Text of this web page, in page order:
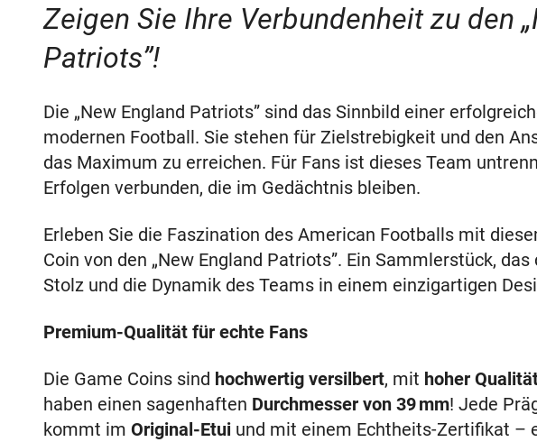
Zeigen Sie Ihre Verbundenheit zu den
Patriots”!
Die „New England Patriots” sind das Sinnbild einer
modernen Football. Sie stehen für Zielstrebigkeit und den
das Maximum zu erreichen. Für Fans ist dieses Team
Erfolgen verbunden, die im Gedächtnis bleiben.
Erleben Sie die Faszination des American Footballs mit
Coin von den „New England Patriots”. Ein Sammlerstück,
Stolz und die Dynamik des Teams in einem einzigartigen
Premium-Qualität für echte Fans
Die Game Coins sind hochwertig versilbert, mit hoher
haben einen sagenhaften Durchmesser von 39 mm! Jede
kommt im Original-Etui und mit einem Echtheits-Zertifikat –